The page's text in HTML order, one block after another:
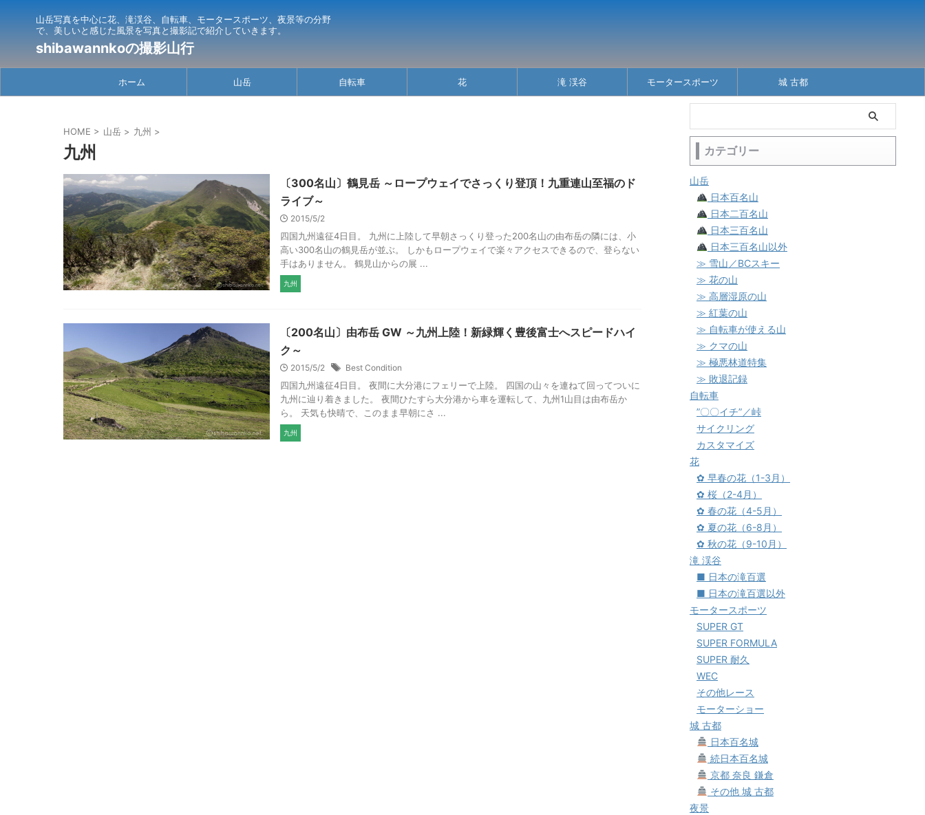
山岳写真を中心に花、滝渓谷、自転車、モータースポーツ、夜景等の分野
で、美しいと感じた風景を写真と撮影記で紹介していきます。
shibawannkoの撮影山行
ホーム 山岳 自転車 花 滝 渓谷 モータースポーツ 城 古都
HOME > 山岳 > 九州 >
九州
〔300名山〕鶴見岳 ～ロープウェイでさっくり登頂！九重連山至福のド
ライブ～
2015/5/2
四国九州遠征4日目。 九州に上陸して早朝さっくり登った200名山の由布岳の隣には、小
高い300名山の鶴見岳が並ぶ。 しかもロープウェイで楽々アクセスできるので、登らない
手はありません。 鶴見山からの展 ...
九州
〔200名山〕由布岳 GW ～九州上陸！新緑輝く豊後富士へスピードハイ
ク～
2015/5/2 Best Condition
四国九州遠征4日目。 夜間に大分港にフェリーで上陸。 四国の山々を連ねて回ってついに
九州に辿り着きました。 夜間ひたすら大分港から車を運転して、九州1山目は由布岳か
ら。 天気も快晴で、このまま早朝にさ ...
九州
カテゴリー
山岳
日本百名山
日本二百名山
日本三百名山
日本三百名山以外
≫ 雪山／BCスキー
≫ 花の山
≫ 高層湿原の山
≫ 紅葉の山
≫ 自転車が使える山
≫ クマの山
≫ 極悪林道特集
≫ 敗退記録
自転車
”〇〇イチ”／峠
サイクリング
カスタマイズ
花
✿ 早春の花（1-3月）
✿ 桜（2-4月）
✿ 春の花（4-5月）
✿ 夏の花（6-8月）
✿ 秋の花（9-10月）
滝 渓谷
■ 日本の滝百選
■ 日本の滝百選以外
モータースポーツ
SUPER GT
SUPER FORMULA
SUPER 耐久
WEC
その他レース
モーターショー
城 古都
日本百名城
続日本百名城
京都 奈良 鎌倉
その他 城 古都
夜景